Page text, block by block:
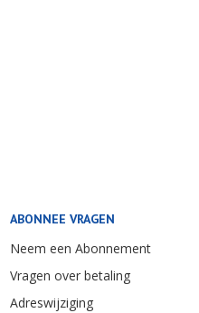
ABONNEE VRAGEN
Neem een Abonnement
Vragen over betaling
Adreswijziging